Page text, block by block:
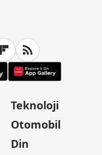
Teknoloji
Otomobil
Din